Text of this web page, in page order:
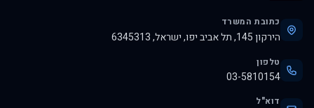
כתובת המשרד
הירקון 145, תל אביב יפו, ישראל, 6345313
טלפון
03-5810154
דוא"ל